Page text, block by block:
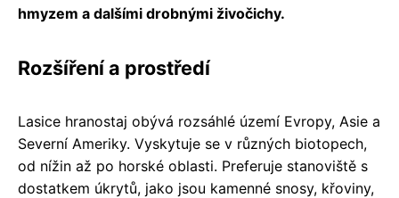
hmyzem a dalšími drobnými živočichy.
Rozšíření a prostředí
Lasice hranostaj obývá rozsáhlé území Evropy, Asie a
Severní Ameriky. Vyskytuje se v různých biotopech,
od nížin až po horské oblasti. Preferuje stanoviště s
dostatkem úkrytů, jako jsou kamenné snosy, křoviny,